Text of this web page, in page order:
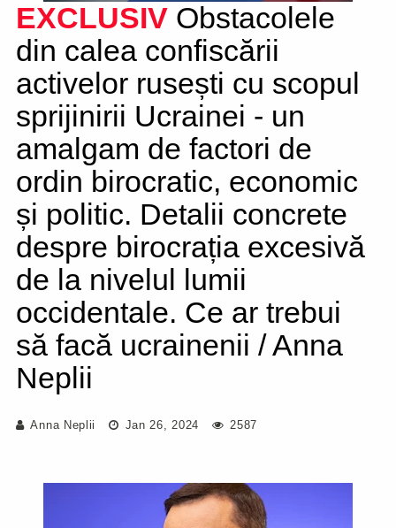
EXCLUSIV Obstacolele
din calea confiscării
activelor rusești cu scopul
sprijinirii Ucrainei - un
amalgam de factori de
ordin birocratic, economic
și politic. Detalii concrete
despre birocrația excesivă
de la nivelul lumii
occidentale. Ce ar trebui
să facă ucrainenii / Anna
Neplii
Anna Neplii Jan 26, 2024 2587